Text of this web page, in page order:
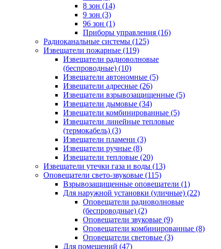
8 зон (14)
9 зон (3)
96 зон (1)
Приборы управления (16)
Радиоканальные системы (125)
Извещатели пожарные (119)
Извещатели радиоволновые
(беспроводные) (10)
Извещатели автономные (5)
Извещатели адресные (26)
Извещатели взрывозащищенные (5)
Извещатели дымовые (34)
Извещатели комбинированные (5)
Извещатели линейные тепловые
(термокабель) (3)
Извещатели пламени (3)
Извещатели ручные (8)
Извещатели тепловые (20)
Извещатели утечки газа и воды (13)
Оповещатели свето-звуковые (115)
Взрывозащищенные оповещатели (1)
Для наружной установки (уличные) (22)
Оповещатели радиоволновые
(беспроводные) (2)
Оповещатели звуковые (9)
Оповещатели комбинированные (8)
Оповещатели световые (3)
Для помещений (47)